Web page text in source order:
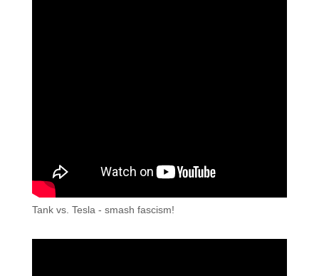
Tank vs. Tesla - smash fascism!